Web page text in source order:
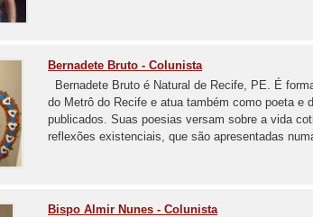
Bernadete Bruto - Colunista
Bernadete Bruto é Natural de Recife, PE. É
do Metrô do Recife e atua também como poeta e
publicados. Suas poesias versam sobre a vida
reflexões existenciais, que são apresentadas
Bispo Almir Nunes - Colunista